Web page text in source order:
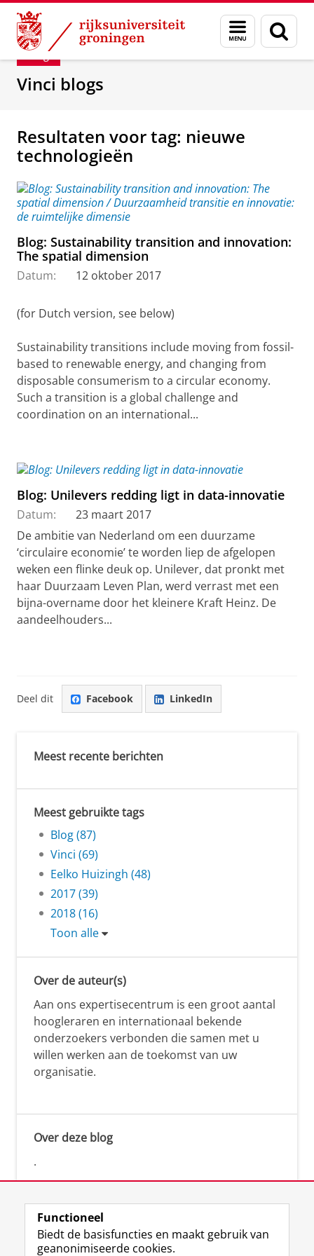
Skip
Content
Skip
Navigation
Menu
en
zoeken
Department of Innovation Management &
Blog
Vinci blogs
Resultaten voor tag: nieuwe
technologieën
Blog: Sustainability transition and innovation:
The spatial dimension
Datum: 12 oktober 2017
(for Dutch version, see below)
Sustainability transitions include moving from fossil-
based to renewable energy, and changing from
disposable consumerism to a circular economy.
Such a transition is a global challenge and
coordination on an international...
Blog: Unilevers redding ligt in data-innovatie
Datum:
23 maart 2017
De ambitie van Nederland om een duurzame
‘circulaire economie’ te worden liep de afgelopen
weken een flinke deuk op. Unilever, dat pronkt met
haar Duurzaam Leven Plan, werd verrast met een
bijna-overname door het kleinere Kraft Heinz. De
aandeelhouders...
Deel dit Facebook LinkedIn
Meest recente berichten
Meest gebruikte tags
Blog (87)
Vinci (69)
Eelko Huizingh (48)
2017 (39)
2018 (16)
Toon alle
Over de auteur(s)
Aan ons expertisecentrum is een groot aantal
hoogleraren en internationaal bekende
onderzoekers verbonden die samen met u
willen werken aan de toekomst van uw
organisatie.
Over deze blog
.
Functioneel
Biedt de basisfuncties en maakt gebruik van
geanonimiseerde cookies.